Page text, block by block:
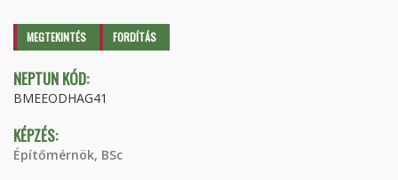
Elsődleges fülek
MEGTEKINTÉS (AKTÍVFORDÍTÁS
NEPTUN KÓD:
BMEEODHAG41
KÉPZÉS:
Építőmérnök, BSc